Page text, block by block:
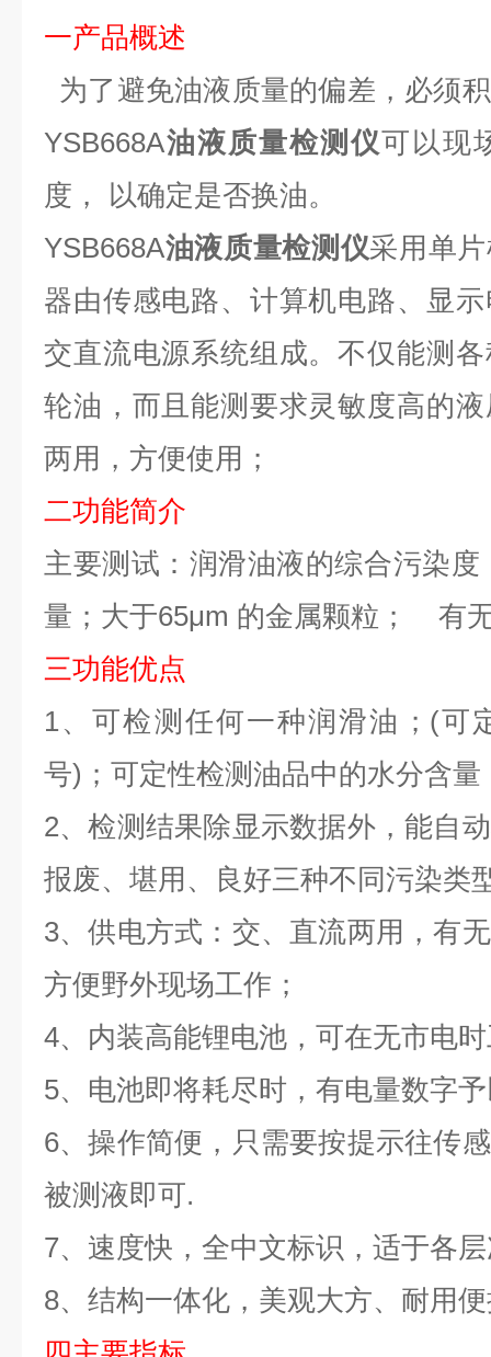
一产品概述
为了避免油液质量的偏差，必须
YSB668A油液质量检测仪可以现
度，
以确定是否换油。
YSB668A油液质量检测仪采用单
器由传感电路、计算机电路、显
交直流电源系统组成。不仅能测
轮油，而且能测要求灵敏度高的
两用，方便使用；
二功能简介
主要测试 ： 润滑油液的综合污染度
量 ； 大于65μm 的金属颗粒 ；
有
三功能优点
1、可检测任何一种润滑油； (可
号) ；可定性检测油品中的水分含量
2、检测结果除显示数据外，能自
报废、堪用、良好三种不同污染类
3、供电方式：交、直流两用，有
方便野外现场工作；
4、 内装高能锂电池，可在无市电
5、 电池即将耗尽时，有电量数字
6、操作简便，只需要按提示往传
被测液即可.
7、 速度快，全中文标识，适于各
8、 结构一体化，美观大方、耐用